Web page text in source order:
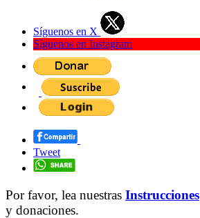
Síguenos en X
Síguenos en Instagram
Tweet
Por favor, lea nuestras Instrucciones
y donaciones.